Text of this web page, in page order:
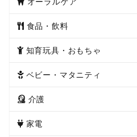
食品・飲料
知育玩具・おもちゃ
ベビー・マタニティ
介護
家電